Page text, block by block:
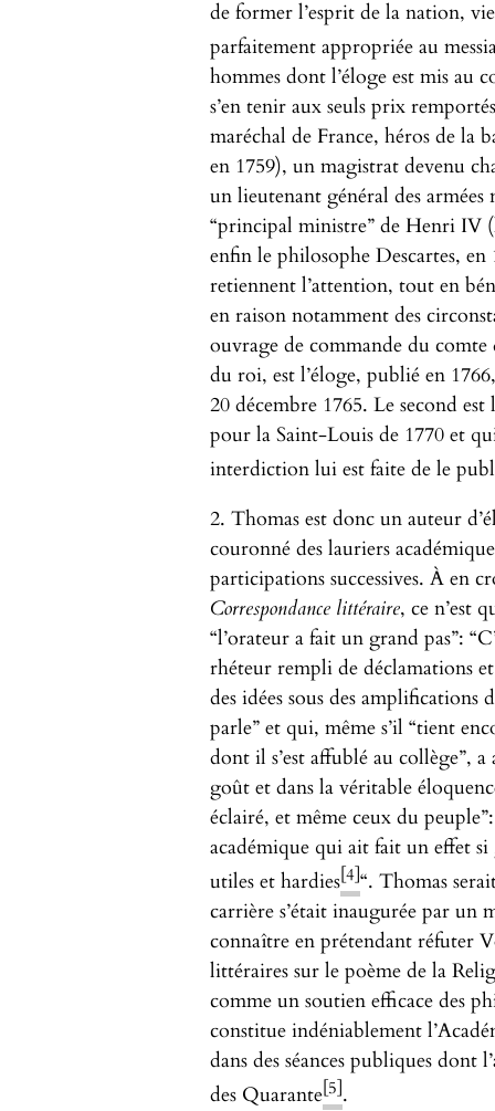
de former l’esprit de la nation,
parfaitement appropriée au
hommes dont l’éloge est mis au
s’en tenir aux seuls prix
maréchal de France, héros de la
en 1759), un magistrat devenu
un lieutenant général des
“principal ministre” de Henri IV
enfin le philosophe Descartes,
retiennent l’attention, tout en
en raison notamment des
ouvrage de commande du comte
du roi, est l’éloge, publié en
20 décembre 1765. Le second est
pour la Saint-Louis de 1770 et
interdiction lui est faite de le
2. Thomas est donc un auteur
couronné des lauriers
participations successives. À en
Correspondance littéraire, ce n’est
“l’orateur a fait un grand pas”:
rhéteur rempli de déclamations
des idées sous des amplifications
parle” et qui, même s’il “tient
dont il s’est affublé au collège”,
goût et dans la véritable
éclairé, et même ceux du
académique qui ait fait un effet
utiles et hardies [4] “. Thomas
carrière s’était inaugurée par un
connaître en prétendant réfuter
littéraires sur le poème de la
comme un soutien efficace des
constitue indéniablement
dans des séances publiques dont
des Quarante [5] .